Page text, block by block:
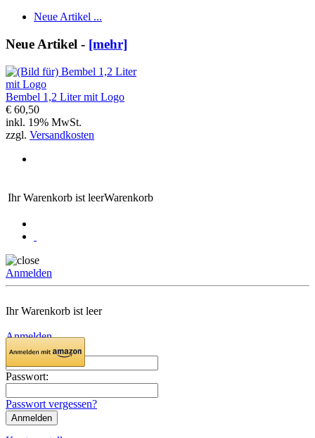
Neue Artikel ...
Neue Artikel - [mehr]
Bembel 1,2 Liter mit Logo
€ 60,50
inkl. 19% MwSt.
zzgl. Versandkosten
Ihr Warenkorb ist leerWarenkorb
Anmelden
Ihr Warenkorb ist leer
Anmelden
Email:
Passwort:
Passwort vergessen?